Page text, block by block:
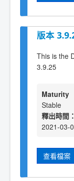
版本
This is the
3.9.25
Maturity
Stable
釋出時間：
2021-03-
查看檔案